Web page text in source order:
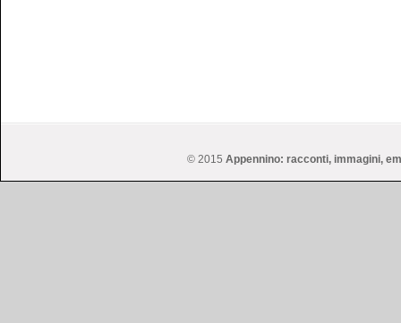
© 2015 Appennino: racconti, immagini,